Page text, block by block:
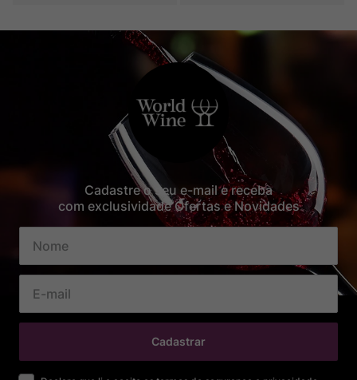
Cadastre o seu e-mail e receba
com exclusividade Ofertas e Novidades
Cadastrar